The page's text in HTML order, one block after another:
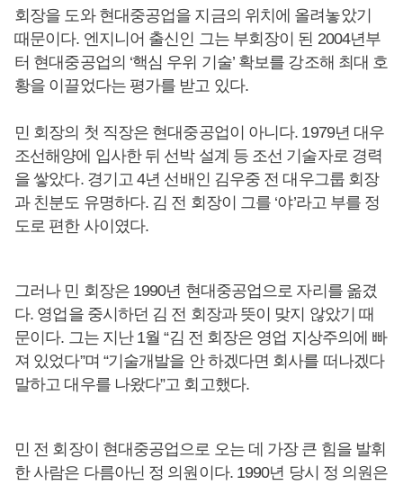
회장을 도와 현대중공업을 지금의 위치에 올려놓았기
때문이다. 엔지니어 출신인 그는 부회장이 된 2004년부
터 현대중공업의 ‘핵심 우위 기술’ 확보를 강조해 최대 호
황을 이끌었다는 평가를 받고 있다.
민 회장의 첫 직장은 현대중공업이 아니다. 1979년 대우
조선해양에 입사한 뒤 선박 설계 등 조선 기술자로 경력
을 쌓았다. 경기고 4년 선배인 김우중 전 대우그룹 회장
과 친분도 유명하다. 김 전 회장이 그를 ‘야’라고 부를 정
도로 편한 사이였다.
그러나 민 회장은 1990년 현대중공업으로 자리를 옮겼
다. 영업을 중시하던 김 전 회장과 뜻이 맞지 않았기 때
문이다. 그는 지난 1월 “김 전 회장은 영업 지상주의에 빠
져 있었다”며 “기술개발을 안 하겠다면 회사를 떠나겠다
말하고 대우를 나왔다”고 회고했다.
민 전 회장이 현대중공업으로 오는 데 가장 큰 힘을 발휘
한 사람은 다름아닌 정 의원이다. 1990년 당시 정 의원은